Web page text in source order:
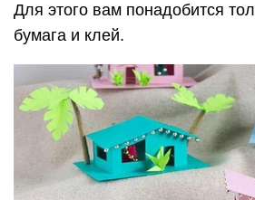
Для этого вам понадобится
бумага и клей.